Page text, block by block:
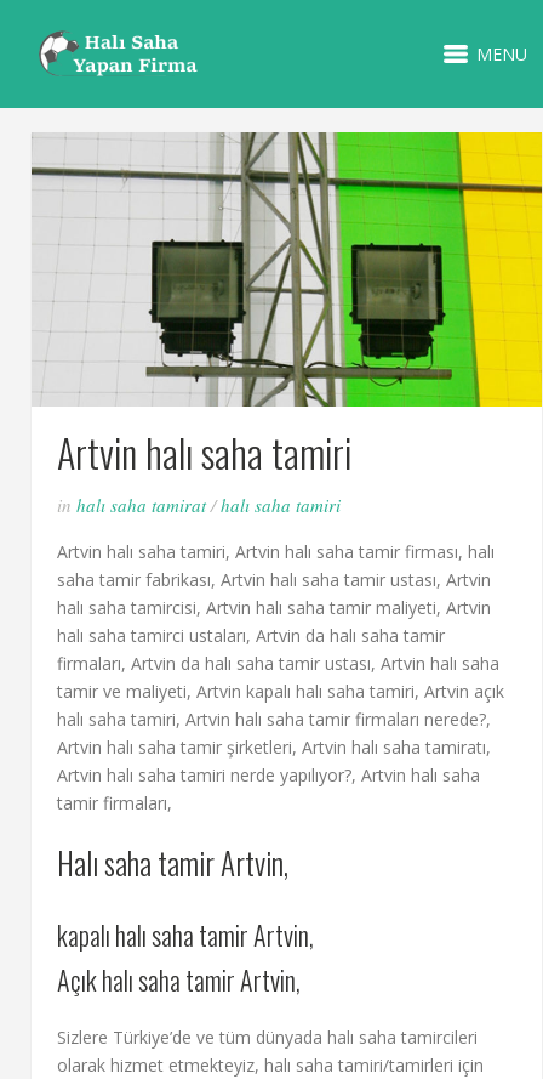
MENU
Artvin halı saha tamiri
inhalı saha tamirat/halı saha tamiri
Artvin halı saha tamiri, Artvin halı saha tamir firması, halı
saha tamir fabrikası, Artvin halı saha tamir ustası, Artvin
halı saha tamircisi, Artvin halı saha tamir maliyeti, Artvin
halı saha tamirci ustaları, Artvin da halı saha tamir
firmaları, Artvin da halı saha tamir ustası, Artvin halı saha
tamir ve maliyeti, Artvin kapalı halı saha tamiri, Artvin açık
halı saha tamiri, Artvin halı saha tamir firmaları nerede?,
Artvin halı saha tamir şirketleri, Artvin halı saha tamiratı,
Artvin halı saha tamiri nerde yapılıyor?, Artvin halı saha
tamir firmaları,
Halı saha tamir Artvin,
kapalı halı saha tamir Artvin,
Açık halı saha tamir Artvin,
Sizlere Türkiye’de ve tüm dünyada halı saha tamircileri
olarak hizmet etmekteyiz, halı saha tamiri/tamirleri için